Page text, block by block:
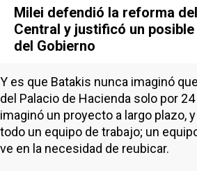
Milei defendió la reforma
Central y justificó un
del Gobierno
Y es que Batakis nunca imaginó
del Palacio de Hacienda solo por
imaginó un proyecto a largo plazo,
todo un equipo de trabajo; un
ve en la necesidad de reubicar.